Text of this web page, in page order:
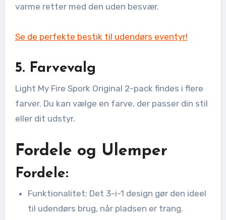
varme retter med den uden besvær.
Se de perfekte bestik til udendørs eventyr!
5. Farvevalg
Light My Fire Spork Original 2-pack findes i flere
farver. Du kan vælge en farve, der passer din stil
eller dit udstyr.
Fordele og Ulemper
Fordele:
Funktionalitet: Det 3-i-1 design gør den ideel
til udendørs brug, når pladsen er trang.